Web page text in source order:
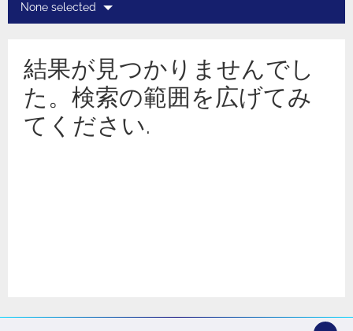
None selected
結果が見つかりませんでし
た。検索の範囲を広げてみ
てください.